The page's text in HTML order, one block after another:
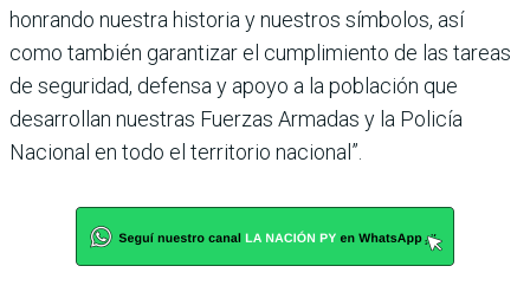
honrando nuestra historia y nuestros símbolos, así
como también garantizar el cumpli­miento de las tareas
de seguri­dad, defensa y apoyo a la pobla­ción que
desarrollan nuestras Fuerzas Armadas y la Policía
Nacional en todo el territorio nacional”.